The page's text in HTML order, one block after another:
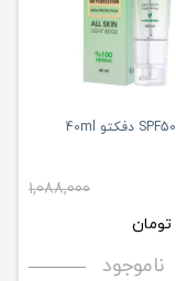
1,088,000
تومان
ناموجود